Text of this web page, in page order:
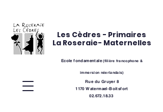
Ecole fondamentale(filière francophone &
immersion néerlandais)
Rue du Gruyer 8
1170 Watermael-Boitsfort
02.672.18.33
Les Cèdres - Primaires
La Roseraie- Maternelles